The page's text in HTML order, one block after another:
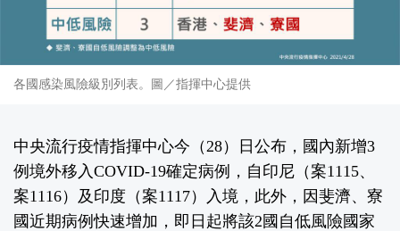
各國感染風險級別列表。圖／指揮中心提供
中央流行疫情指揮中心今（28）日公布，國內新增3
例境外移入COVID-19確定病例，自印尼（案1115、
案1116）及印度（案1117）入境，此外，因斐濟、寮
國近期病例快速增加，即日起將該2國自低風險國家